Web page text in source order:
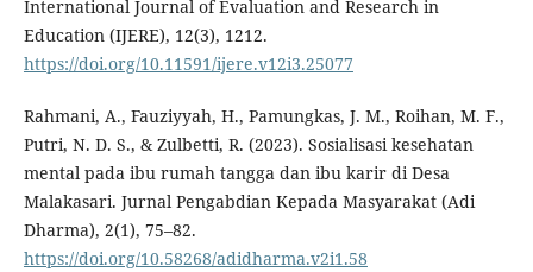
International Journal of Evaluation and Research in
Education (IJERE), 12(3), 1212.
https://doi.org/10.11591/ijere.v12i3.25077
Rahmani, A., Fauziyyah, H., Pamungkas, J. M., Roihan, M. F.,
Putri, N. D. S., & Zulbetti, R. (2023). Sosialisasi kesehatan
mental pada ibu rumah tangga dan ibu karir di Desa
Malakasari. Jurnal Pengabdian Kepada Masyarakat (Adi
Dharma), 2(1), 75–82.
https://doi.org/10.58268/adidharma.v2i1.58